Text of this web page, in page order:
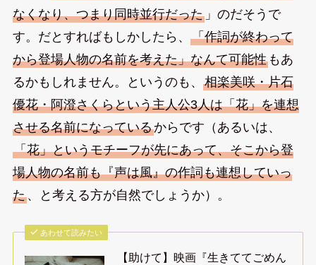
なくなり、つまり同時並行だった」のだそうで
す。だとすればもしかしたら、 「作詞が終わって
から登場人物の名前を考えた」なんて可能性もあ
るかもしれません。というのも、 相楽美咲・片石
優花・阿澄さくらという主人公3人は「花」を連想
させる名前になっているからです（あるいは、
「花」というモチーフが先にあって、そこから登
場人物の名前も『声は風』の作詞も連想していっ
た、と考える方が自然でしょうか）。
あわせて読みたい
【助けて】映画『生きててごめん